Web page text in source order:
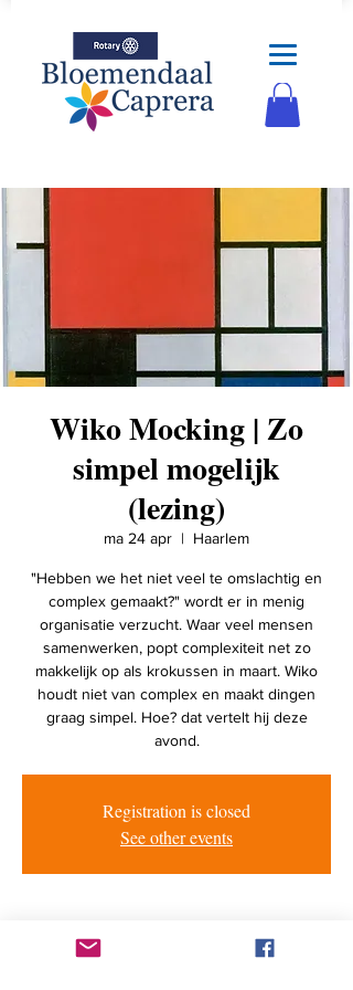
Wiko Mocking | Zo
simpel mogelijk
(lezing)
ma 24 apr
  |
Haarlem
"Hebben we het niet veel te omslachtig en
complex gemaakt?" wordt er in menig
organisatie verzucht. Waar veel mensen
samenwerken, popt complexiteit net zo
makkelijk op als krokussen in maart. Wiko
houdt niet van complex en maakt dingen
graag simpel. Hoe? dat vertelt hij deze
avond.
Registration is closed
See other events